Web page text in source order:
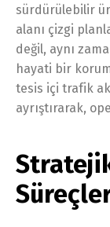
sürdürülebilir
alanı çizgi
değil, aynı
hayati bir
tesis içi trafik
ayrıştırarak,